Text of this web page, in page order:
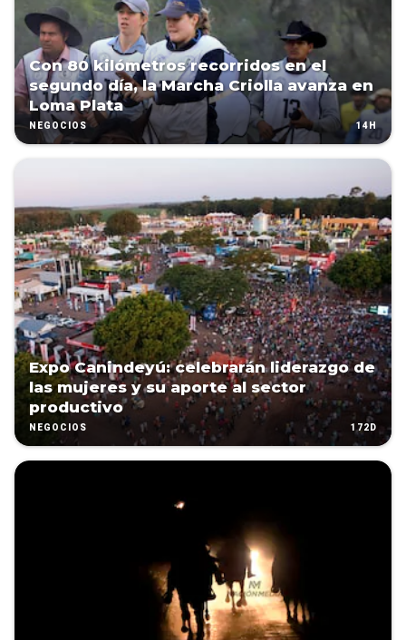
Con 80 kilómetros recorridos en el
segundo día, la Marcha Criolla avanza en
Loma Plata
NEGOCIOS 14H
Expo Canindeyú: celebrarán liderazgo de
las mujeres y su aporte al sector
productivo
NEGOCIOS 172D